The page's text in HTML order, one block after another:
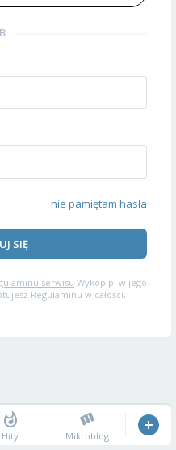
nie pamiętam hasła
SIĘ
serwisu Wykop.pl w jego
Regulaminu w całości,
Hity Mikroblog